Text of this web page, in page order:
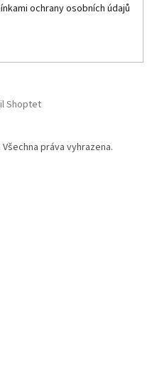
ochrany osobních údajů
Shoptet
. Všechna práva vyhrazena.